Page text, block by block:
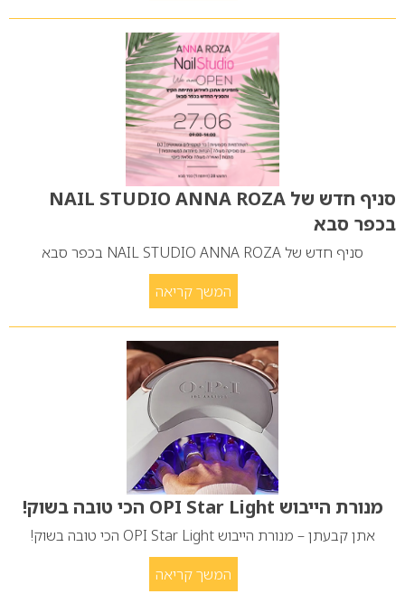
סניף חדש של NAIL STUDIO ANNA ROZA
בכפר סבא
סניף חדש של NAIL STUDIO ANNA ROZA בכפר סבא
המשך קריאה
מנורת הייבוש OPI Star Light הכי טובה בשוק!
אתן קבעתן – מנורת הייבוש OPI Star Light הכי טובה בשוק!
המשך קריאה